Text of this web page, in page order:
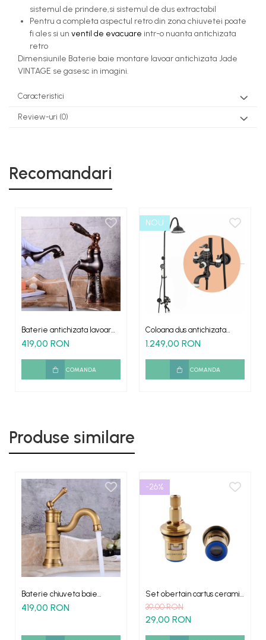
sistemul de prindere,si sistemul de dus extractabil
Pentru a completa aspectul retro din zona chiuvetei poate
fi ales si un ventil de evacuare intr-o nuanta antichizata
retro
Dimensiunile Baterie baie montare lavoar antichizata Jade
VINTAGE se gasesc in imagini.
Caracteristici
Review-uri (0)
Recomandari
Baterie antichizata lavoar
JADE Brown dus extractabil
corp piatra
419,00 RON
COMANDA
NOU
Coloana dus antichizata
neagra 3 functii Jade Black
1.249,00 RON
COMANDA
Produse similare
Baterie chiuveta baie
antichizata Lavory pipa
rotativa
419,00 RON
-26%
Set obertain cartus ceramic
apa calda-rece 1/2
39,00 RON
29,00 RON